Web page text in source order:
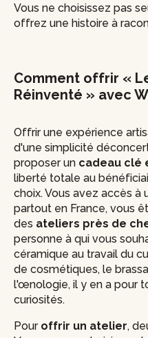
Vous ne choisissez pas
offrez une histoire à
Comment offrir «
Réinventé » avec
Offrir une expérience
d'une simplicité
proposer un cadeau clé
liberté totale au
choix. Vous avez accès à
partout en France, vous
des ateliers près de
personne à qui vous
céramique au travail du
de cosmétiques, le
l'œnologie, il y en a pour
curiosités.
Pour offrir un atelier,